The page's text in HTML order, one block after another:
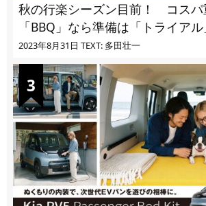
秋の行楽シーズン目前！ コスパ
「BBQ」なら準備は「トライア
2023年8月31日 TEXT: 多田壮一